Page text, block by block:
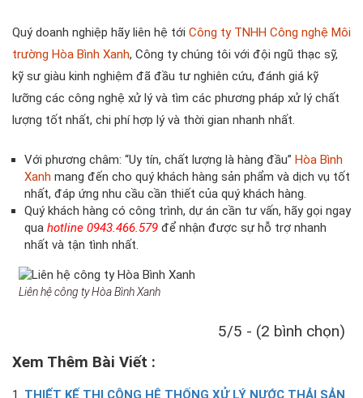
Quý doanh nghiệp hãy liên hệ tới Công ty TNHH Công nghệ Môi
trường Hòa Bình Xanh, Công ty chúng tôi với đội ngũ thạc sỹ,
kỹ sư giàu kinh nghiệm đã đầu tư nghiên cứu, đánh giá kỹ
lưỡng các công nghệ xử lý và tìm các phương pháp xử lý chất
lượng tốt nhất, chi phí hợp lý và thời gian nhanh nhất.
Với phương châm: “Uy tín, chất lượng là hàng đầu” Hòa Bình
Xanh mang đến cho quý khách hàng sản phẩm và dịch vụ tốt
nhất, đáp ứng nhu cầu cần thiết của quý khách hàng.
Quý khách hàng có công trình, dự án cần tư vấn, hãy gọi ngay
qua hotline 0943.466.579 để nhận được sự hỗ trợ nhanh
nhất và tận tình nhất.
Liên hệ công ty Hòa Bình Xanh
5/5 - (2 bình chọn)
Xem Thêm Bài Viết :
THIẾT KẾ THI CÔNG HỆ THỐNG XỬ LÝ NƯỚC THẢI SẢN